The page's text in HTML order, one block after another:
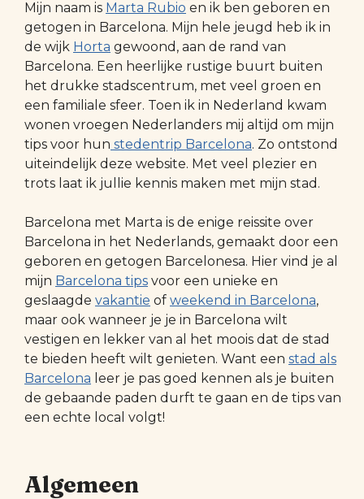
Mijn naam is Marta Rubio en ik ben geboren en
getogen in Barcelona. Mijn hele jeugd heb ik in
de wijk Horta gewoond, aan de rand van
Barcelona. Een heerlijke rustige buurt buiten
het drukke stadscentrum, met veel groen en
een familiale sfeer. Toen ik in Nederland kwam
wonen vroegen Nederlanders mij altijd om mijn
tips voor hun stedentrip Barcelona. Zo ontstond
uiteindelijk deze website. Met veel plezier en
trots laat ik jullie kennis maken met mijn stad.
Barcelona met Marta is de enige reissite over
Barcelona in het Nederlands, gemaakt door een
geboren en getogen Barcelonesa. Hier vind je al
mijn Barcelona tips voor een unieke en
geslaagde vakantie of weekend in Barcelona,
maar ook wanneer je je in Barcelona wilt
vestigen en lekker van al het moois dat de stad
te bieden heeft wilt genieten. Want een stad als
Barcelona leer je pas goed kennen als je buiten
de gebaande paden durft te gaan en de tips van
een echte local volgt!
Algemeen